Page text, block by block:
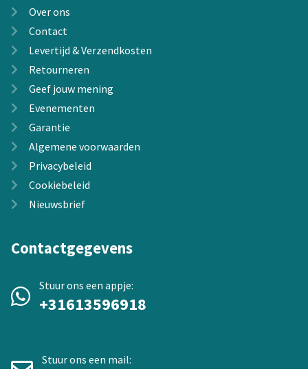
Over ons
Contact
Levertijd & Verzendkosten
Retourneren
Geef jouw mening
Evenementen
Garantie
Algemene voorwaarden
Privacybeleid
Cookiebeleid
Nieuwsbrief
Contactgegevens
Stuur ons een appje:
+31613596918
Stuur ons een mail: